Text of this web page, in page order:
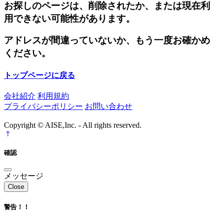
お探しのページは、削除されたか、または現在利
用できない可能性があります。
アドレスが間違っていないか、もう一度お確かめ
ください。
トップページに戻る
会社紹介 利用規約
プライバシーポリシー お問い合わせ
Copyright © AISE,Inc. - All rights reserved.
確認
メッセージ
Close
警告！！